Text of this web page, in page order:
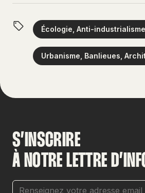
Écologie, Anti-
Urbanisme, Banlieues,
S’INSCRIRE
À NOTRE LETTRE